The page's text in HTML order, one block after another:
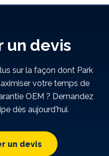
un devis
sur la façon dont Park
votre temps de
OEM ? Demandez
dès aujourd'hui.
un devis